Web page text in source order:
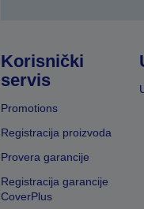
Korisnički
servis
Promotions
Registracija proizvoda
Provera garancije
Registracija garancije
CoverPlus